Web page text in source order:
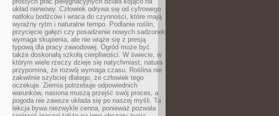
układ nerwowy. Człowiek odrywa się od cyfrowego
natłoku bodźców i wraca do czynności, które mają
wyraźny rytm i naturalne tempo. Podlanie roślin,
przycięcie gałęzi czy posadzenie nowych sadzonek
wymaga skupienia, ale nie wiąże się z presją
typową dla pracy zawodowej. Ogród może być
także doskonałą szkołą cierpliwości. W świecie, w
którym wiele rzeczy dzieje się natychmiast, natura
przypomina, że rozwój wymaga czasu. Roślina nie
zakwitnie szybciej dlatego, że człowiek tego
oczekuje. Ziemia potrzebuje odpowiednich
warunków, nasiona muszą przejść swój proces, a
pogoda nie zawsze układa się po naszej myśli. Ta
lekcja bywa niezwykle cenna, ponieważ pozwala